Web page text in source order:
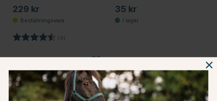
229 kr
Betyg: (4)
35 kr